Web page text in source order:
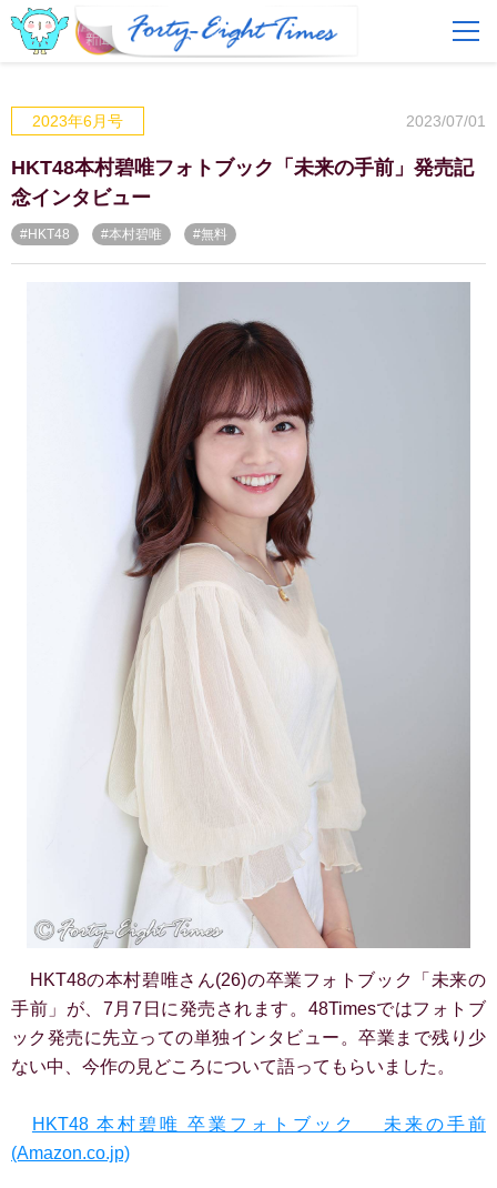
FAQ
ログイン 会員登録
2023年6月号 2023/07/01
HKT48本村碧唯フォトブック「未来の手前」発売記
念インタビュー
#HKT48 #本村碧唯 #無料
HKT48の本村碧唯さん(26)の卒業フォトブック「未来の
手前」が、7月7日に発売されます。48Timesではフォトブ
ック発売に先立っての単独インタビュー。卒業まで残り少
ない中、今作の見どころについて語ってもらいました。
HKT48 本村碧唯 卒業フォトブック 未来の手前
(Amazon.co.jp)